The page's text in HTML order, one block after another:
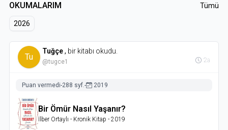
OKUMALARIM Tümü
2026
Tu
Tuğçe, bir kitabı okudu.
@tugce1 2a
Puan vermedi-288 syf.- 2019
Bir Ömür Nasıl Yaşanır?
İlber Ortaylı - Kronik Kitap - 2019